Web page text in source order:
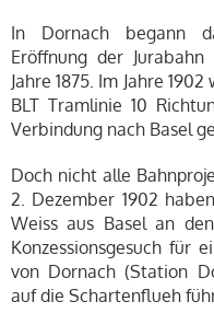
In Dornach begann
Eröffnung der
Jahre 1875. Im Jahre
BLT Tramlinie 10
Verbindung nach Basel
Doch nicht alle
2. Dezember 1902
Weiss aus Basel an
Konzessionsgesuch für
von Dornach (Station
auf die Schartenflueh